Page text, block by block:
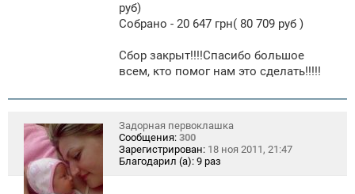
руб)
Собрано - 20 647 грн( 80 709 руб )
Сбор закрыт!!!!Спасибо большое
всем, кто помог нам это сделать!!!!!
Задорная первоклашка
Сообщения: 300
Зарегистрирован: 18 ноя 2011, 21:47
Благодарил (а): 9 раз